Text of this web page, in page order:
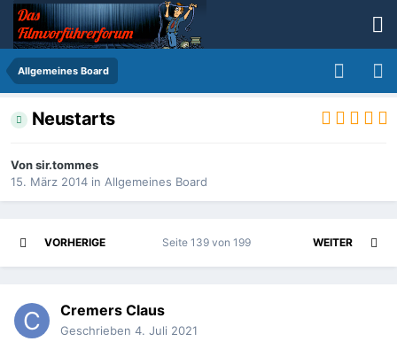
Allgemeines Board
Neustarts
Vonsir.tommes
15. März 2014 in Allgemeines Board
VORHERIGE WEITER
Seite 139 von 199
Cremers Claus
Geschrieben 4. Juli 2021